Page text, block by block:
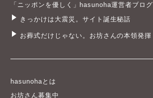
「ニッポンを優しく」hasunoha運営者ブログ
きっかけは大震災。サイト誕生秘話
お葬式だけじゃない。お坊さんの本領発揮
hasunohaとは
お坊さん募集中